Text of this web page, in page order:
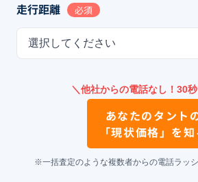
走行距離 必須
選択してください
＼他社からの電話なし！30
あなたのタント
「現状価格」を知
※一括査定のような複数者からの電話ラッ